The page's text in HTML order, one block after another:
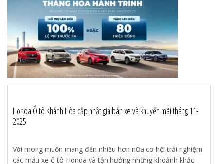
Honda Ô tô Khánh Hòa cập nhật giá bán xe và khuyến mãi tháng 11-
2025
Với mong muốn mang đến nhiều hơn nữa cơ hội trải nghiệm
các mẫu xe ô tô Honda và tận hưởng những khoảnh khắc